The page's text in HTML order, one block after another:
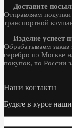
— Доставите
Отправляем
транспортной
— Изделие успеет
Обрабатываем
серебро по Москве
покупок, по России
Наши контакты
Будьте в курсе